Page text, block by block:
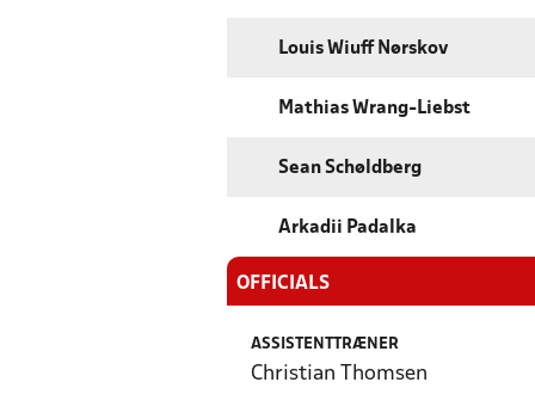
Louis Wiuff Nørskov
Mathias Wrang-Liebst
Sean Schøldberg
Arkadii Padalka
OFFICIALS
ASSISTENTTRÆNER
Christian Thomsen